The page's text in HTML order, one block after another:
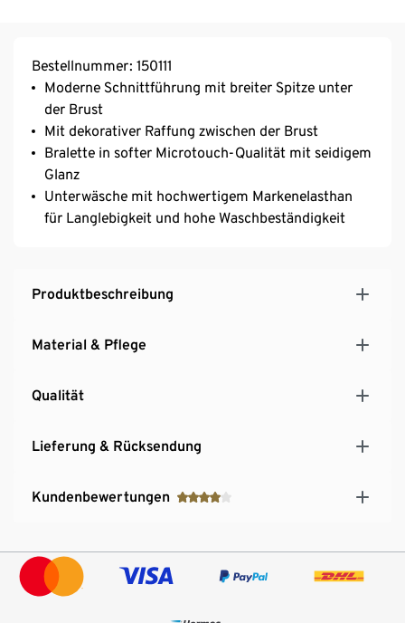
Bestellnummer: 150111
Moderne Schnittführung mit breiter Spitze unter
der Brust
Mit dekorativer Raffung zwischen der Brust
Bralette in softer Microtouch-Qualität mit seidigem
Glanz
Unterwäsche mit hochwertigem Markenelasthan
für Langlebigkeit und hohe Waschbeständigkeit
Produktbeschreibung
Material & Pflege
Qualität
Lieferung & Rücksendung
Kundenbewertungen